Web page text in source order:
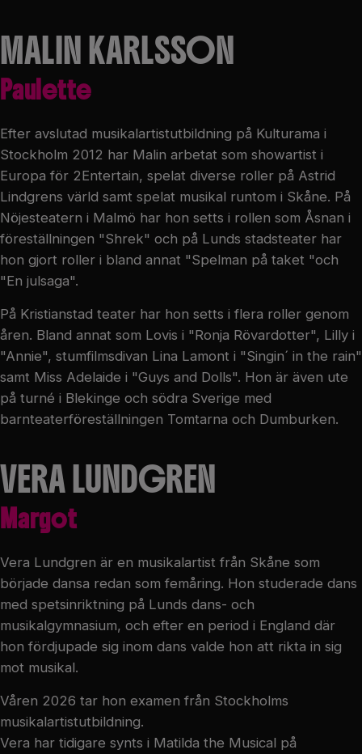
MALIN KARLSSON
Paulette
Efter avslutad musikalartistutbildning på Kulturama i
Stockholm 2012 har Malin arbetat som showartist i
Europa för 2Entertain, spelat diverse roller på Astrid
Lindgrens värld samt spelat musikal runtom i Skåne. På
Nöjesteatern i Malmö har hon setts i rollen som Åsnan i
föreställningen "Shrek" och på Lunds stadsteater har
hon gjort roller i bland annat "Spelman på taket "och
"En julsaga".
På Kristianstad teater har hon setts i flera roller genom
åren. Bland annat som Lovis i "Ronja Rövardotter", Lilly i
"Annie", stumfilmsdivan Lina Lamont i "Singin´ in the rain"
samt Miss Adelaide i "Guys and Dolls". Hon är även ute
på turné i Blekinge och södra Sverige med
barnteaterföreställningen Tomtarna och Dumburken.
VERA LUNDGREN
Margot
Vera Lundgren är en musikalartist från Skåne som
började dansa redan som femåring. Hon studerade dans
med spetsinriktning på Lunds dans- och
musikalgymnasium, och efter en period i England där
hon fördjupade sig inom dans valde hon att rikta in sig
mot musikal.
Våren 2026 tar hon examen från Stockholms
musikalartistutbildning.
Vera har tidigare synts i Matilda the Musical på